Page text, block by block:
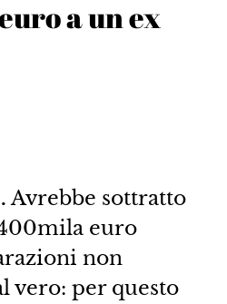
a un ex
Avrebbe sottratto
euro
non
vero: per questo